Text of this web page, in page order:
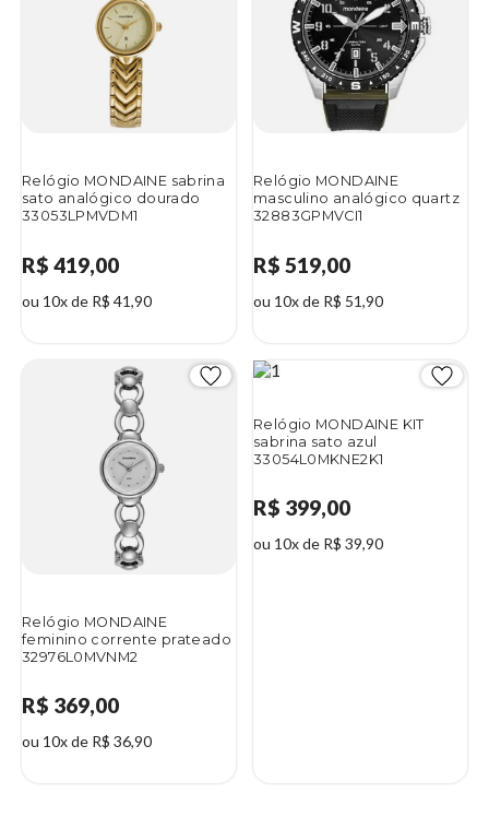
Relógio MONDAINE sabrina
sato analógico dourado
33053LPMVDM1
R$ 419,00
ou 10x de R$ 41,90
Relógio MONDAINE
masculino analógico quartz
32883GPMVCI1
R$ 519,00
ou 10x de R$ 51,90
Relógio MONDAINE
feminino corrente prateado
32976L0MVNM2
R$ 369,00
ou 10x de R$ 36,90
Relógio MONDAINE KIT
sabrina sato azul
33054L0MKNE2K1
R$ 399,00
ou 10x de R$ 39,90